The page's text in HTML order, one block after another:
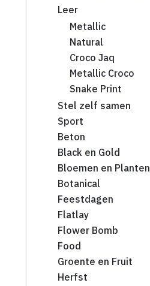
Leer
Metallic
Natural
Croco Jaq
Metallic Croco
Snake Print
Stel zelf samen
Sport
Beton
Black en Gold
Bloemen en Planten
Botanical
Feestdagen
Flatlay
Flower Bomb
Food
Groente en Fruit
Herfst